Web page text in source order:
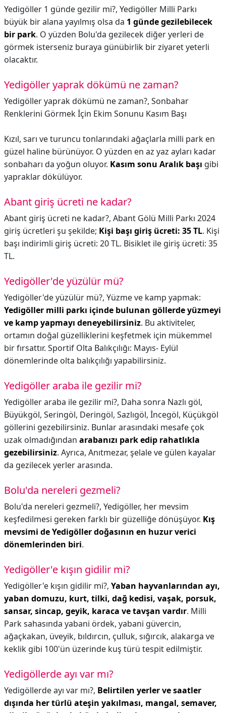
Yedigöller 1 günde gezilir mi?, Yedigöller Milli Parkı
büyük bir alana yayılmış olsa da 1 günde gezilebilecek
bir park. O yüzden Bolu'da gezilecek diğer yerleri de
görmek isterseniz buraya günübirlik bir ziyaret yeterli
olacaktır.
Yedigöller yaprak dökümü ne zaman?
Yedigöller yaprak dökümü ne zaman?, Sonbahar
Renklerini Görmek İçin Ekim Sonunu Kasım Başı
Kızıl, sarı ve turuncu tonlarındaki ağaçlarla milli park en
güzel haline bürünüyor. O yüzden en az yaz ayları kadar
sonbaharı da yoğun oluyor. Kasım sonu Aralık başı gibi
yapraklar dökülüyor.
Abant giriş ücreti ne kadar?
Abant giriş ücreti ne kadar?, Abant Gölü Milli Parkı 2024
giriş ücretleri şu şekilde; Kişi başı giriş ücreti: 35 TL. Kişi
başı indirimli giriş ücreti: 20 TL. Bisiklet ile giriş ücreti: 35
TL.
Yedigöller'de yüzülür mü?
Yedigöller'de yüzülür mü?, Yüzme ve kamp yapmak:
Yedigöller milli parkı içinde bulunan göllerde yüzmeyi
ve kamp yapmayı deneyebilirsiniz. Bu aktiviteler,
ortamın doğal güzelliklerini keşfetmek için mükemmel
bir fırsattır. Sportif Olta Balıkçılığı: Mayıs- Eylül
dönemlerinde olta balıkçılığı yapabilirsiniz.
Yedigöller araba ile gezilir mi?
Yedigöller araba ile gezilir mi?, Daha sonra Nazlı göl,
Büyükgöl, Seringöl, Deringöl, Sazlıgöl, İncegöl, Küçükgöl
göllerini gezebilirsiniz. Bunlar arasındaki mesafe çok
uzak olmadığından arabanızı park edip rahatlıkla
gezebilirsiniz. Ayrıca, Anıtmezar, şelale ve gülen kayalar
da gezilecek yerler arasında.
Bolu'da nereleri gezmeli?
Bolu'da nereleri gezmeli?, Yedigöller, her mevsim
keşfedilmesi gereken farklı bir güzelliğe dönüşüyor. Kış
mevsimi de Yedigöller doğasının en huzur verici
dönemlerinden biri.
Yedigöller'e kışın gidilir mi?
Yedigöller'e kışın gidilir mi?, Yaban hayvanlarından ayı,
yaban domuzu, kurt, tilki, dağ kedisi, vaşak, porsuk,
sansar, sincap, geyik, karaca ve tavşan vardır. Milli
Park sahasında yabani ördek, yabani güvercin,
ağaçkakan, üveyik, bıldırcın, çulluk, sığırcık, alakarga ve
keklik gibi 100'ün üzerinde kuş türü tespit edilmiştir.
Yedigöllerde ayı var mı?
Yedigöllerde ayı var mı?, Belirtilen yerler ve saatler
dışında her türlü ateşin yakılması, mangal, semaver,